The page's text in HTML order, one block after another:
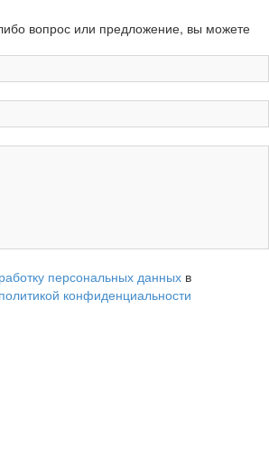
вопрос или предложение, вы можете
персональных данных в
конфиденциальности